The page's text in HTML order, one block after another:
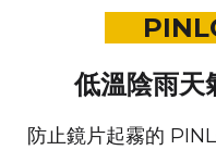
低溫陰雨天
防止鏡片起霧的